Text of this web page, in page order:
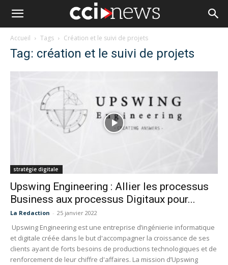
Accueil Tags Création et le suivi de projets
Tag: création et le suivi de projets
stratégie digitale
Upswing Engineering : Allier les processus
Business aux processus Digitaux pour...
La Redaction - 25 janvier 2022
Upswing Engineering est une entreprise d’ingénierie informatique
et digitale créée dans le but d'accompagner la croissance de ses
clients ayant de forts besoins de productions technologiques et de
renforcement de leur chiffre d'affaires. La mission d’Upswing